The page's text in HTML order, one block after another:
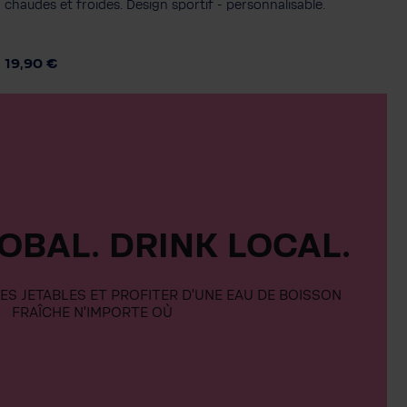
World Water Day - Blue
World Water Day - Pink
Vous souhaitez une personnalisation ?
chaudes et froides. Design sportif - personnalisable.
19,90 €
DRINK LOCAL.
JETABLES ET PROFITER D'UNE EAU DE BOISSON
FRAÎCHE N'IMPORTE OÙ